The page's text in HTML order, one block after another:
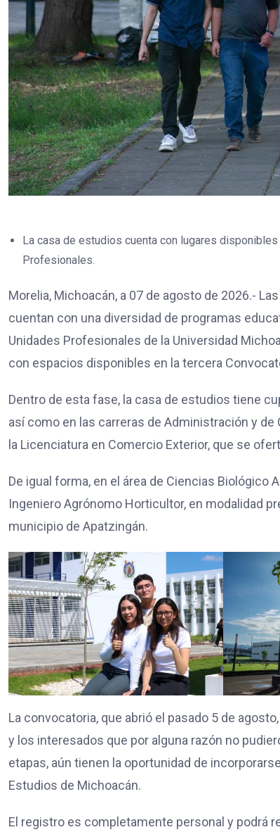
La casa de estudios cuenta con lugares
Profesionales.
Morelia, Michoacán, a 07 de agosto de 2026.-
cuentan con una diversidad de programas
Unidades Profesionales de la Universidad
con espacios disponibles en la tercera
Dentro de esta fase, la casa de estudios tiene
así como en las carreras de Administración y de
la Licenciatura en Comercio Exterior, que se
De igual forma, en el área de Ciencias
Ingeniero Agrónomo Horticultor, en modalidad
municipio de Apatzingán.
La convocatoria, que abrió el pasado 5 de
y los interesados que por alguna razón no
etapas, aún tienen la oportunidad de
Estudios de Michoacán.
El registro es completamente personal y podrá